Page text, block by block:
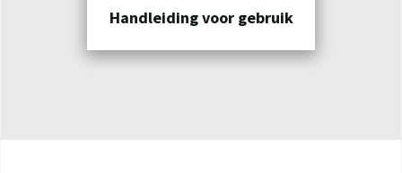
Handleiding voor gebruik